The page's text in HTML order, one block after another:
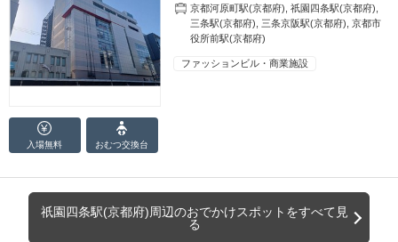
京都河原町駅(京都府) ,祇園四条駅(京都府)
三条駅(京都府)
三条京阪駅(京都府) ,京都市
役所前駅(京都府)
ファッションビル・商業施設
入場無料 おむつ交換台
祇園四条駅(京都府)周辺のおでかけスポットをすべて見
る